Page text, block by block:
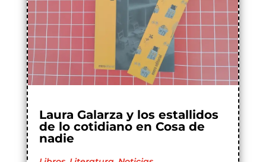
Laura Galarza y los estallidos
de lo cotidiano en Cosa de
nadie